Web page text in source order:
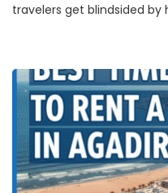
travelers get blindsided by